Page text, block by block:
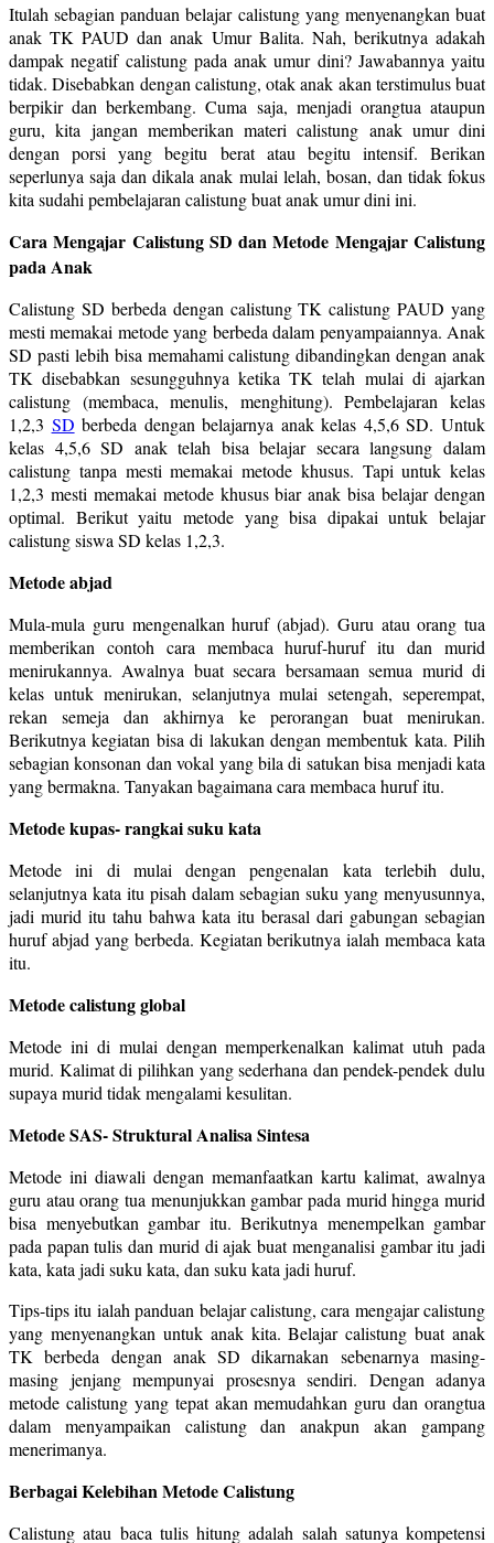
Itulah sebagian panduan belajar calistung yang menyenangkan buat
anak TK PAUD dan anak Umur Balita. Nah, berikutnya adakah
dampak negatif calistung pada anak umur dini? Jawabannya yaitu
tidak. Disebabkan dengan calistung, otak anak akan terstimulus buat
berpikir dan berkembang. Cuma saja, menjadi orangtua ataupun
guru, kita jangan memberikan materi calistung anak umur dini
dengan porsi yang begitu berat atau begitu intensif. Berikan
seperlunya saja dan dikala anak mulai lelah, bosan, dan tidak fokus
kita sudahi pembelajaran calistung buat anak umur dini ini.
Cara Mengajar Calistung SD dan Metode Mengajar Calistung
pada Anak
Calistung SD berbeda dengan calistung TK calistung PAUD yang
mesti memakai metode yang berbeda dalam penyampaiannya. Anak
SD pasti lebih bisa memahami calistung dibandingkan dengan anak
TK disebabkan sesungguhnya ketika TK telah mulai di ajarkan
calistung (membaca, menulis, menghitung). Pembelajaran kelas
1,2,3 SD berbeda dengan belajarnya anak kelas 4,5,6 SD. Untuk
kelas 4,5,6 SD anak telah bisa belajar secara langsung dalam
calistung tanpa mesti memakai metode khusus. Tapi untuk kelas
1,2,3 mesti memakai metode khusus biar anak bisa belajar dengan
optimal. Berikut yaitu metode yang bisa dipakai untuk belajar
calistung siswa SD kelas 1,2,3.
Metode abjad
Mula-mula guru mengenalkan huruf (abjad). Guru atau orang tua
memberikan contoh cara membaca huruf-huruf itu dan murid
menirukannya. Awalnya buat secara bersamaan semua murid di
kelas untuk menirukan, selanjutnya mulai setengah, seperempat,
rekan semeja dan akhirnya ke perorangan buat menirukan.
Berikutnya kegiatan bisa di lakukan dengan membentuk kata. Pilih
sebagian konsonan dan vokal yang bila di satukan bisa menjadi kata
yang bermakna. Tanyakan bagaimana cara membaca huruf itu.
Metode kupas- rangkai suku kata
Metode ini di mulai dengan pengenalan kata terlebih dulu,
selanjutnya kata itu pisah dalam sebagian suku yang menyusunnya,
jadi murid itu tahu bahwa kata itu berasal dari gabungan sebagian
huruf abjad yang berbeda. Kegiatan berikutnya ialah membaca kata
itu.
Metode calistung global
Metode ini di mulai dengan memperkenalkan kalimat utuh pada
murid. Kalimat di pilihkan yang sederhana dan pendek-pendek dulu
supaya murid tidak mengalami kesulitan.
Metode SAS- Struktural Analisa Sintesa
Metode ini diawali dengan memanfaatkan kartu kalimat, awalnya
guru atau orang tua menunjukkan gambar pada murid hingga murid
bisa menyebutkan gambar itu. Berikutnya menempelkan gambar
pada papan tulis dan murid di ajak buat menganalisi gambar itu jadi
kata, kata jadi suku kata, dan suku kata jadi huruf.
Tips-tips itu ialah panduan belajar calistung, cara mengajar calistung
yang menyenangkan untuk anak kita. Belajar calistung buat anak
TK berbeda dengan anak SD dikarnakan sebenarnya masing-
masing jenjang mempunyai prosesnya sendiri. Dengan adanya
metode calistung yang tepat akan memudahkan guru dan orangtua
dalam menyampaikan calistung dan anakpun akan gampang
menerimanya.
Berbagai Kelebihan Metode Calistung
Calistung atau baca tulis hitung adalah salah satunya kompetensi